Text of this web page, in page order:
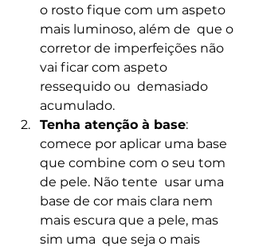
o rosto fique com um aspeto
mais luminoso, além de  que o
corretor de imperfeições não
vai ficar com aspeto
ressequido ou  demasiado
acumulado.
Tenha atenção à base:
comece por aplicar uma base
que combine com o seu tom
de pele. Não tente  usar uma
base de cor mais clara nem
mais escura que a pele, mas
sim uma  que seja o mais